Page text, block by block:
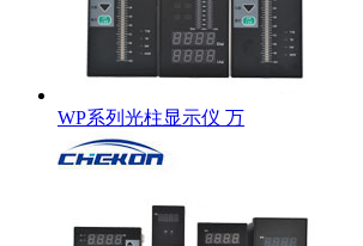
WP系列光柱显示仪 万